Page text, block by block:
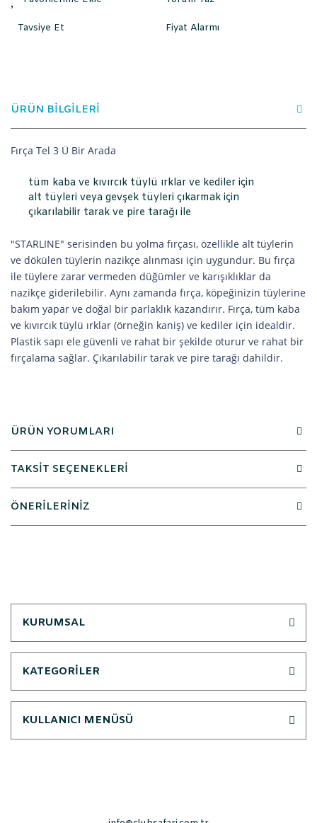
Tavsiye Et Fiyat Alarmı
ÜRÜN BİLGİLERİ
Fırça Tel 3 Ü Bir Arada
tüm kaba ve kıvırcık tüylü ırklar ve kediler için
alt tüyleri veya gevşek tüyleri çıkarmak için
çıkarılabilir tarak ve pire tarağı ile
"STARLINE" serisinden bu yolma fırçası, özellikle alt tüylerin
ve dökülen tüylerin nazikçe alınması için uygundur. Bu fırça
ile tüylere zarar vermeden düğümler ve karışıklıklar da
nazikçe giderilebilir. Aynı zamanda fırça, köpeğinizin tüylerine
bakım yapar ve doğal bir parlaklık kazandırır. Fırça, tüm kaba
ve kıvırcık tüylü ırklar (örneğin kaniş) ve kediler için idealdir.
Plastik sapı ele güvenli ve rahat bir şekilde oturur ve rahat bir
fırçalama sağlar. Çıkarılabilir tarak ve pire tarağı dahildir.
ÜRÜN YORUMLARI
TAKSİT SEÇENEKLERİ
ÖNERİLERİNİZ
KURUMSAL
KATEGORİLER
KULLANICI MENÜSÜ